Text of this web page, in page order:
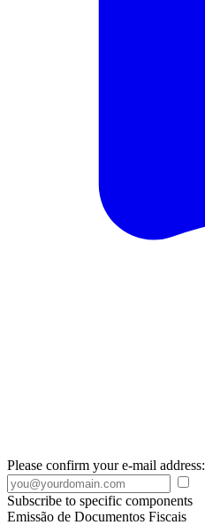
Please confirm your e-mail address:
Subscribe to specific components
Emissão de Documentos Fiscais